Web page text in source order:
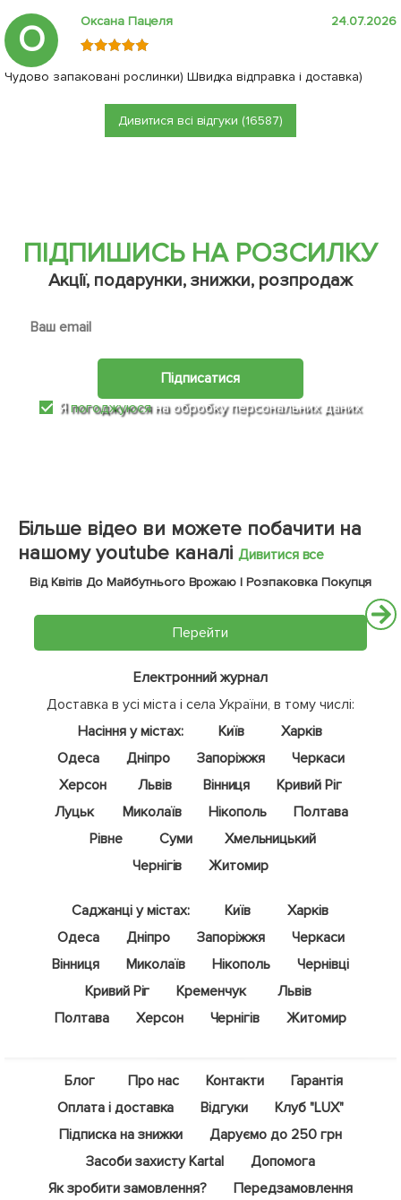
О Оксана Пацеля 24.07.2026
Чудово запаковані рослинки) Швидка відправка і доставка)
Дивитися всі відгуки (16587)
ПІДПИШИСЬ НА РОЗСИЛКУ
Акції, подарунки, знижки, розпродаж
Підписатися
Япогоджуюся на обробку персональних даних
Більше відео ви можете побачити на
нашому youtube каналі Дивитися все
Від Квітів До Майбутнього Врожаю | Розпаковка Покупця
Перейти
Електронний журнал
Доставка в усі міста і села України, в тому числі:
Насіння у містах:
Київ
Харків
Одеса
Дніпро Запоріжжя
Черкаси
Херсон
Львів Вінниця
Кривий Ріг
Луцьк
Миколаїв Нікополь
Полтава
Рівне
Суми
Хмельницький
Чернігів
Житомир
Саджанці у містах: Київ
Харків
Одеса
Дніпро Запоріжжя
Черкаси
Вінниця
Миколаїв Нікополь
Чернівці
Кривий Ріг
Кременчук
Львів
Полтава
Херсон Чернігів Житомир
Блог Про нас Контакти
Гарантія
Оплата і доставка
Відгуки
Клуб "LUX"
Підписка на знижки
Даруємо до 250 грн
Засоби захисту Kartal
Допомога
Як зробити замовлення?
Передзамовлення